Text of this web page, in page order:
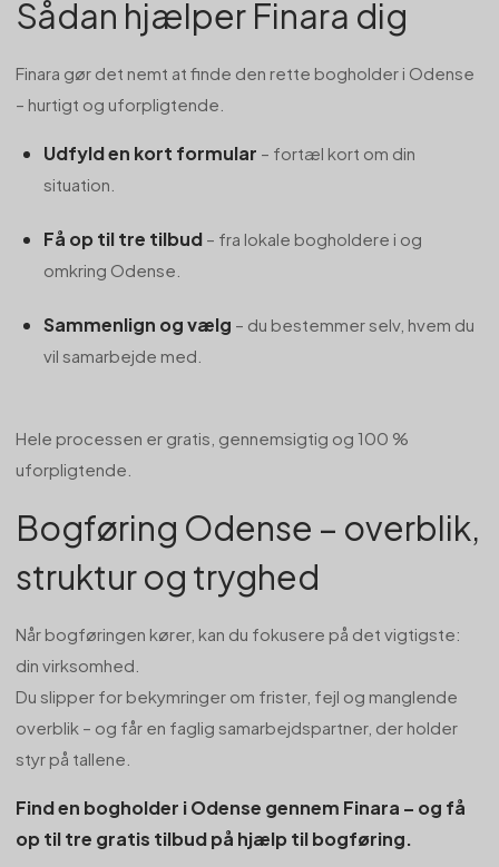
Sådan hjælper Finara dig
Finara gør det nemt at finde den rette bogholder i Odense
– hurtigt og uforpligtende.
Udfyld en kort formular – fortæl kort om din
situation.
Få op til tre tilbud – fra lokale bogholdere i og
omkring Odense.
Sammenlign og vælg – du bestemmer selv, hvem du
vil samarbejde med.
Hele processen er gratis, gennemsigtig og 100 %
uforpligtende.
Bogføring Odense – overblik,
struktur og tryghed
Når bogføringen kører, kan du fokusere på det vigtigste:
din virksomhed.
Du slipper for bekymringer om frister, fejl og manglende
overblik – og får en faglig samarbejdspartner, der holder
styr på tallene.
Find en bogholder i Odense gennem Finara – og få
op til tre gratis tilbud på hjælp til bogføring.